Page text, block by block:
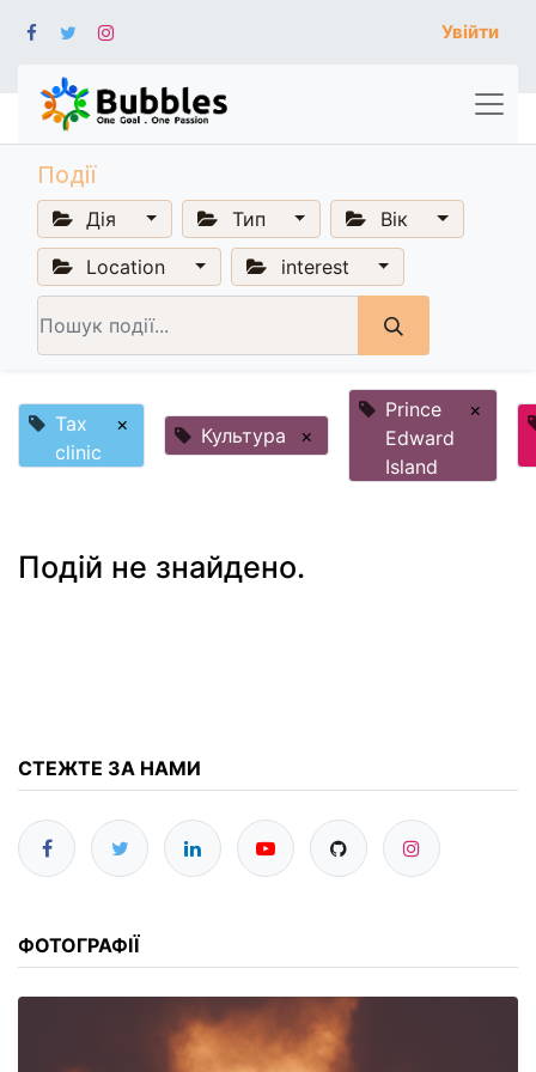
Увійти
Події
Дія Тип
Вік
Location
interest
Tax
clinic
× Культура ×
Prince
Edward
Island
×
Подій не знайдено.
СТЕЖТЕ ЗА НАМИ
ФОТОГРАФІЇ